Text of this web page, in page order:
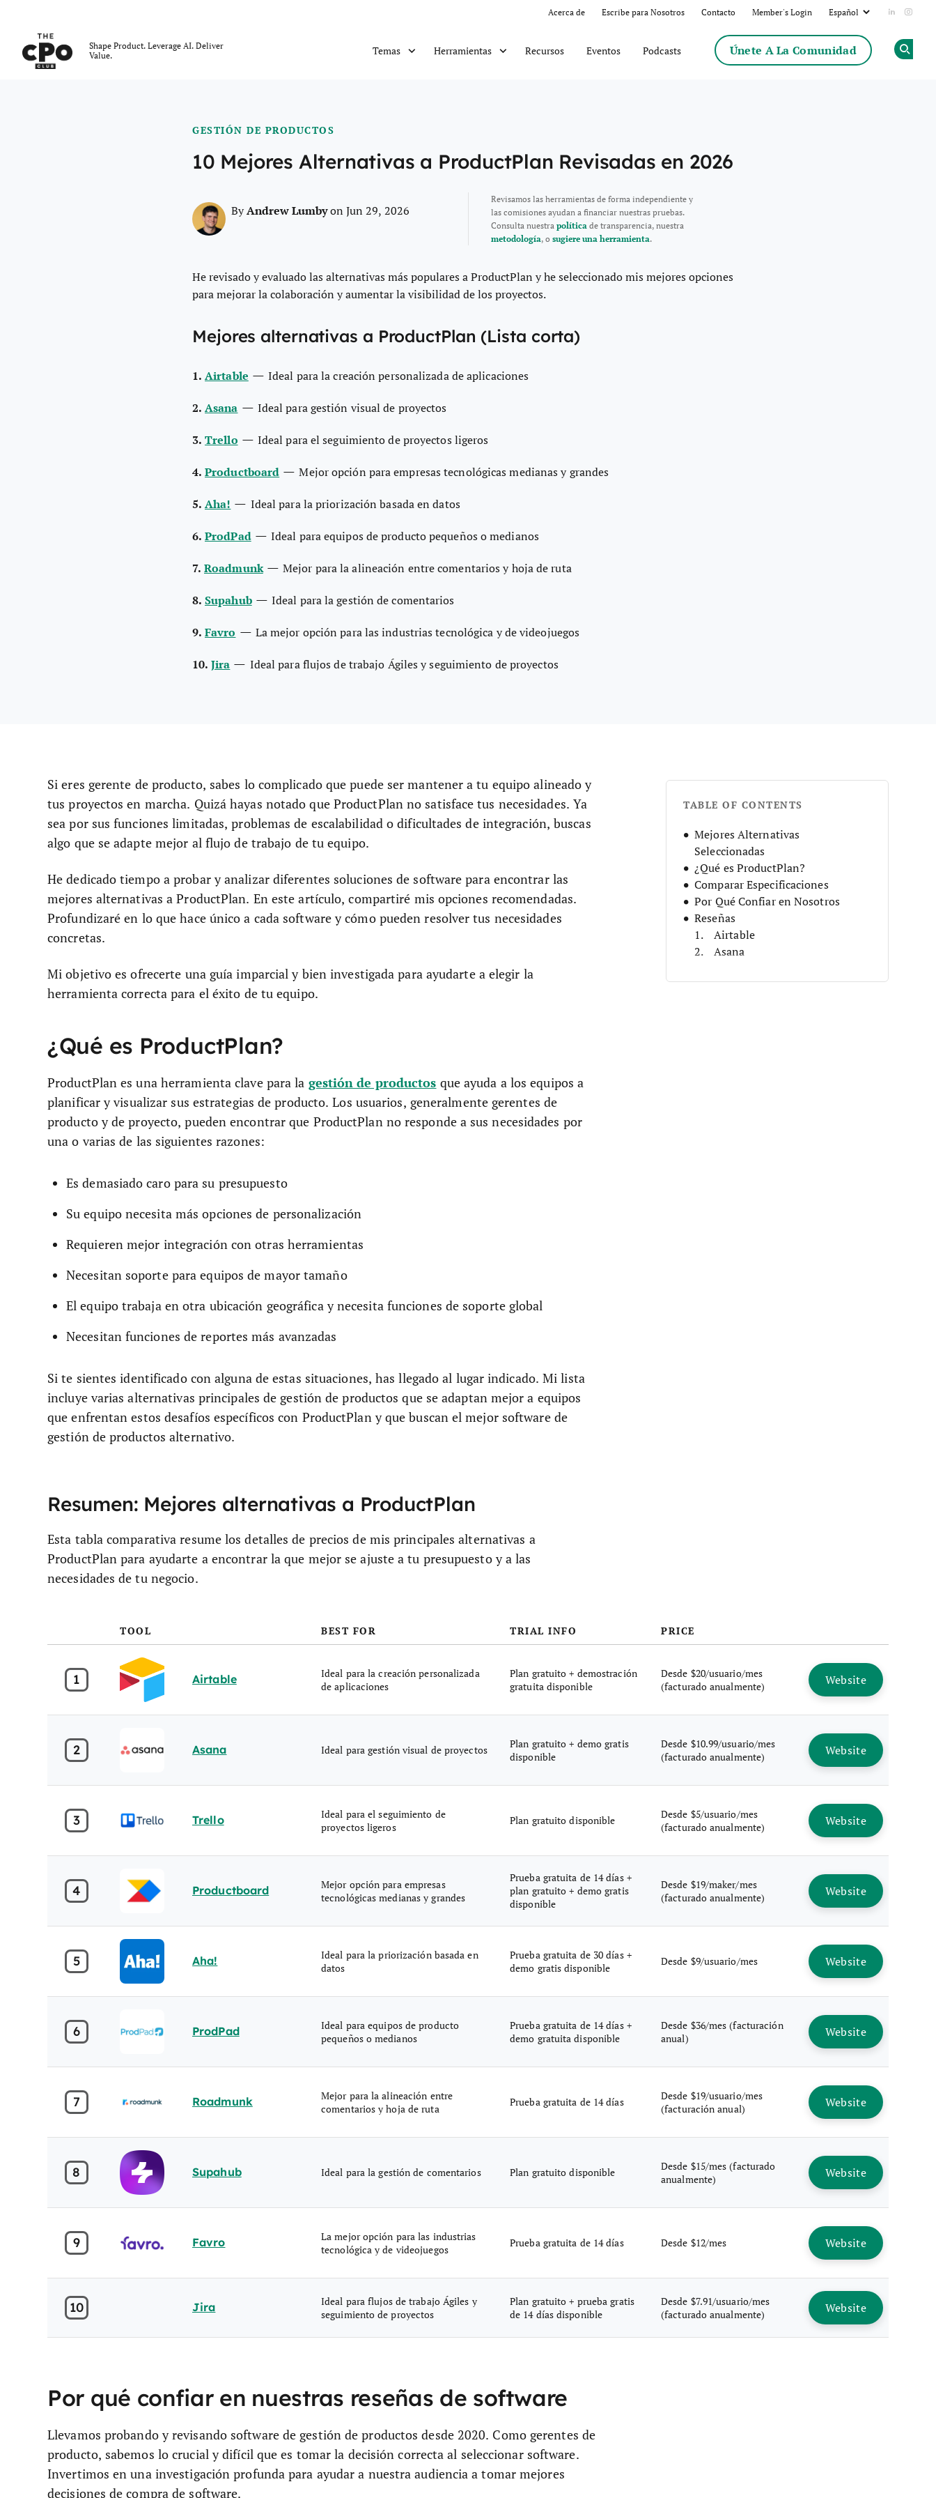
Acerca de Escribe para Nosotros Contacto Member's Login Add us
Shape Product. Leverage AI. Deliver
Value.
Temas Herramientas Recursos Eventos Podcasts Únete A La Comunidad
GESTIÓN DE PRODUCTOS
10 Mejores Alternativas a ProductPlan Revisadas en 2026
ByAndrew Lumbyon Jun 29, 2026
Revisamos las herramientas de forma independiente y
las comisiones ayudan a financiar nuestras pruebas.
Consulta nuestra política de transparencia, nuestra
metodología, o sugiere una herramienta.
He revisado y evaluado las alternativas más populares a ProductPlan y he seleccionado mis mejores opciones
para mejorar la colaboración y aumentar la visibilidad de los proyectos.
Mejores alternativas a ProductPlan (Lista corta)
1. Airtable —Ideal para la creación personalizada de aplicaciones
2. Asana — Ideal para gestión visual de proyectos
3. Trello — Ideal para el seguimiento de proyectos ligeros
4. Productboard —Mejor opción para empresas tecnológicas medianas y grandes
5. Aha! — Ideal para la priorización basada en datos
6. ProdPad — Ideal para equipos de producto pequeños o medianos
7. Roadmunk —Mejor para la alineación entre comentarios y hoja de ruta
8. Supahub — Ideal para la gestión de comentarios
9. Favro — La mejor opción para las industrias tecnológica y de videojuegos
10. Jira — Ideal para flujos de trabajo Ágiles y seguimiento de proyectos
Si eres gerente de producto, sabes lo complicado que puede ser mantener a tu equipo alineado y
tus proyectos en marcha. Quizá hayas notado que ProductPlan no satisface tus necesidades. Ya
sea por sus funciones limitadas, problemas de escalabilidad o dificultades de integración, buscas
algo que se adapte mejor al flujo de trabajo de tu equipo.
He dedicado tiempo a probar y analizar diferentes soluciones de software para encontrar las
mejores alternativas a ProductPlan. En este artículo, compartiré mis opciones recomendadas.
Profundizaré en lo que hace único a cada software y cómo pueden resolver tus necesidades
concretas.
Mi objetivo es ofrecerte una guía imparcial y bien investigada para ayudarte a elegir la
herramienta correcta para el éxito de tu equipo.
¿Qué es ProductPlan?
ProductPlan es una herramienta clave para la gestión de productos que ayuda a los equipos a
planificar y visualizar sus estrategias de producto. Los usuarios, generalmente gerentes de
producto y de proyecto, pueden encontrar que ProductPlan no responde a sus necesidades por
una o varias de las siguientes razones:
Es demasiado caro para su presupuesto
Su equipo necesita más opciones de personalización
Requieren mejor integración con otras herramientas
Necesitan soporte para equipos de mayor tamaño
El equipo trabaja en otra ubicación geográfica y necesita funciones de soporte global
Necesitan funciones de reportes más avanzadas
Si te sientes identificado con alguna de estas situaciones, has llegado al lugar indicado. Mi lista
incluye varias alternativas principales de gestión de productos que se adaptan mejor a equipos
que enfrentan estos desafíos específicos con ProductPlan y que buscan el mejor software de
gestión de productos alternativo.
Resumen: Mejores alternativas a ProductPlan
Esta tabla comparativa resume los detalles de precios de mis principales alternativas a
ProductPlan para ayudarte a encontrar la que mejor se ajuste a tu presupuesto y a las
necesidades de tu negocio.
TOOL BEST FOR TRIAL INFO PRICE
1 Airtable
Ideal para la creación personalizada
de aplicaciones
Plan gratuito + demostración
gratuita disponible
Desde $20/usuario/mes
(facturado anualmente)
Website
2 Asana Ideal para gestión visual de proyectos
Plan gratuito + demo gratis
disponible
Desde $10.99/usuario/mes
(facturado anualmente)
Website
3 Trello
Ideal para el seguimiento de
proyectos ligeros
Plan gratuito disponible
Desde $5/usuario/mes
(facturado anualmente)
Website
4 Productboard
Mejor opción para empresas
tecnológicas medianas y grandes
Prueba gratuita de 14 días +
plan gratuito + demo gratis
disponible
Desde $19/maker/mes
(facturado anualmente)
Website
5 Aha!
Ideal para la priorización basada en
datos
Prueba gratuita de 30 días +
demo gratis disponible
Desde $9/usuario/mes Website
6 ProdPad
Ideal para equipos de producto
pequeños o medianos
Prueba gratuita de 14 días +
demo gratuita disponible
Desde $36/mes (facturación
anual)
Website
7 Roadmunk
Mejor para la alineación entre
comentarios y hoja de ruta
Prueba gratuita de 14 días
Desde $19/usuario/mes
(facturación anual)
Website
8 Supahub Ideal para la gestión de comentarios Plan gratuito disponible
Desde $15/mes (facturado
anualmente)
Website
9 Favro
La mejor opción para las industrias
tecnológica y de videojuegos
Prueba gratuita de 14 días Desde $12/mes Website
10 Jira
Ideal para flujos de trabajo Ágiles y
seguimiento de proyectos
Plan gratuito + prueba gratis
de 14 días disponible
Desde $7.91/usuario/mes
(facturado anualmente)
Website
Por qué confiar en nuestras reseñas de software
Llevamos probando y revisando software de gestión de productos desde 2020. Como gerentes de
producto, sabemos lo crucial y difícil que es tomar la decisión correcta al seleccionar software.
Invertimos en una investigación profunda para ayudar a nuestra audiencia a tomar mejores
decisiones de compra de software.
TABLE OF CONTENTS
Mejores Alternativas
Seleccionadas
¿Qué es ProductPlan?
Comparar Especificaciones
Por Qué Confiar en Nosotros
Reseñas
Airtable
Asana
Productboard